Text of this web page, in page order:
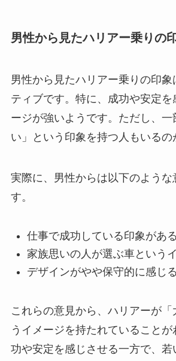
男性から見たハリアー乗りの
男性から見たハリアー乗りの印象
ティブです。特に、成功や安定を
ージが強いようです。ただし、一
い」という印象を持つ人もいるの
実際に、男性からは以下のような
す。
仕事で成功している印象がある
家族思いの人が選ぶ車という
デザインがやや保守的に感じる
これらの意見から、ハリアーが
うイメージを持たれていること
功や安定を感じさせる一方で、若